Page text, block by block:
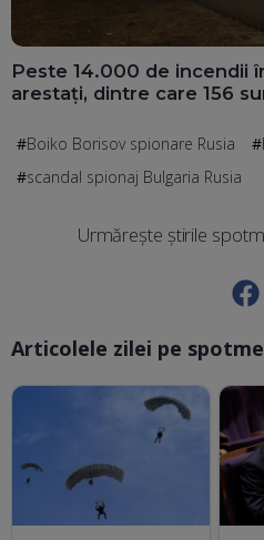
Peste 14.000 de incendii
arestați, dintre care 156
Boiko Borisov spionare Rusia
scandal spionaj Bulgaria Rusia
Urmărește știrile
Articolele zilei pe